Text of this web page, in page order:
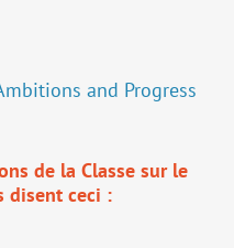
and Progress
de la Classe sur le
disent ceci :